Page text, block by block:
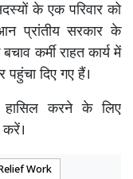
के एक परिवार को
प्रांतीय सरकार के
कर्मी राहत कार्य में
दिए गए हैं।
करने के लिए
Work